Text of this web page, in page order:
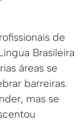
de
Brasileira
áreas se
barreiras.
mas se